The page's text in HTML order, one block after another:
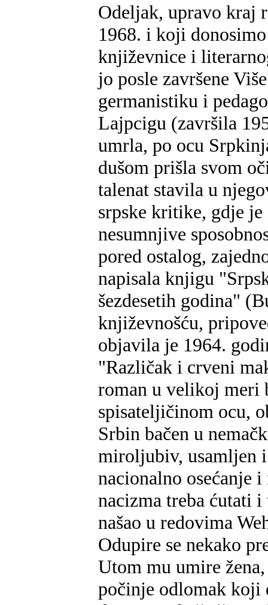
Odeljak, upravo kraj
1968. i koji
književnice i
jo posle završene
germanistiku i
Lajpcigu (završila
umrla, po ocu
dušom prišla svom
talenat stavila u
srpske kritike, gdje
nesumnjive
pored ostalog,
napisala knjigu
šezdesetih godina"
književnošću,
objavila je 1964.
"Različak i crveni
roman u velikoj meri
spisateljičinom ocu,
Srbin bačen u
miroljubiv, usamljen i
nacionalno osećanje
nacizma treba ćutati
našao u redovima
Odupire se nekako
Utom mu umire
počinje odlomak koji